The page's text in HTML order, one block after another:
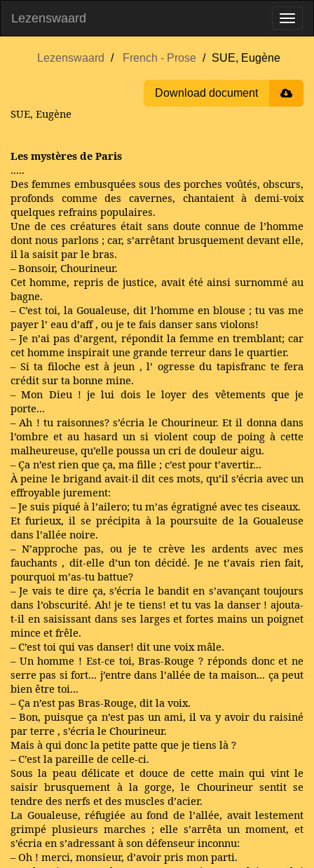
Lezenswaard
Lezenswaard French - Prose SUE, Eugène
Download document
SUE, Eugène
Les mystères de Paris
.....
Des femmes embusquées sous des porches voûtés, obscurs,
profonds comme des cavernes, chantaient à demi-voix
quelques refrains populaires.
Une de ces créatures était sans doute connue de l’homme
dont nous parlons ; car, s’arrêtant brusquement devant elle,
il la saisit par le bras.
– Bonsoir, Chourineur.
Cet homme, repris de justice, avait été ainsi surnommé au
bagne.
– C’est toi, la Goualeuse, dit l’homme en blouse ; tu vas me
payer l’ eau d’aff , ou je te fais danser sans violons!
– Je n’ai pas d’argent, répondit la femme en tremblant; car
cet homme inspirait une grande terreur dans le quartier.
– Si ta filocheest àjeun , l’ ogressedu tapisfranc te fera
crédit sur ta bonne mine.
– Mon Dieu ! je lui dois le loyer des vêtements que je
porte...
– Ah ! tu raisonnes? s’écria le Chourineur. Et il donna dans
l’ombre et au hasard un si violent coup de poing à cette
malheureuse, qu’elle poussa un cri de douleur aigu.
– Ça n’est rien que ça, ma fille ; c’est pour t’avertir...
À peine le brigand avait-il dit ces mots, qu’il s’écria avec un
effroyable jurement:
– Je suis piqué à l’ailero; tu m’as égratigné avec tes ciseaux.
Et furieux, il se précipita à la poursuite de la Goualeuse
dans l’allée noire.
– N’approche pas, ou je te crève les ardents avec mes
fauchants , dit-elle d’un ton décidé. Je ne t’avais rien fait,
pourquoi m’as-tu battue?
– Je vais te dire ça, s’écria le bandit en s’avançant toujours
dans l’obscurité. Ah! je te tiens! et tu vas la danser ! ajouta-
t-il en saisissant dans ses larges et fortes mains un poignet
mince et frêle.
– C’est toi qui vas danser! dit une voix mâle.
– Un homme ! Est-ce toi, Bras-Rouge ? réponds donc et ne
serre pas si fort... j’entre dans l’allée de ta maison... ça peut
bien être toi...
– Ça n’est pas Bras-Rouge, dit la voix.
– Bon, puisque ça n’est pas un ami, il va y avoir du raisiné
par terre , s’écria le Chourineur.
Mais à qui donc la petite patte que je tiens là ?
– C’est la pareille de celle-ci.
Sous la peau délicate et douce de cette main qui vint le
saisir brusquement à la gorge, le Chourineur sentit se
tendre des nerfs et des muscles d’acier.
La Goualeuse, réfugiée au fond de l’allée, avait lestement
grimpé plusieurs marches ; elle s’arrêta un moment, et
s’écria en s’adressant à son défenseur inconnu:
– Oh ! merci, monsieur, d’avoir pris mon parti.